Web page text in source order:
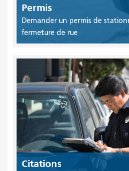
Permis
Demander un permis de
fermeture de rue
Citations